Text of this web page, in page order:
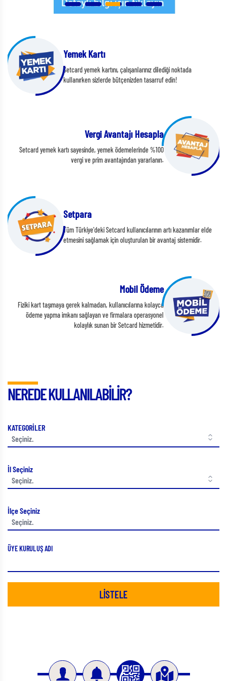
Yemek Kartı
Setcard yemek kartını, çalışanlarınız dilediği noktada
kullanırken sizlerde bütçenizden tasarruf edin!
Vergi Avantajı Hesapla
Setcard yemek kartı sayesinde, yemek ödemelerinde %100
vergi ve prim avantajından yararlanın.
Setpara
Tüm Türkiye'deki Setcard kullanıcılarının artı kazanımlar elde
etmesini sağlamak için oluşturulan bir avantaj sistemidir.
Mobil Ödeme
Fiziki kart taşımaya gerek kalmadan, kullanıcılarına kolayca
ödeme yapma imkanı sağlayan ve firmalara operasyonel
kolaylık sunan bir Setcard hizmetidir.
NEREDE KULLANILABİLİR?
KATEGORİLER
İl Seçiniz
İlçe Seçiniz
ÜYE KURULUŞ ADI
LİSTELE